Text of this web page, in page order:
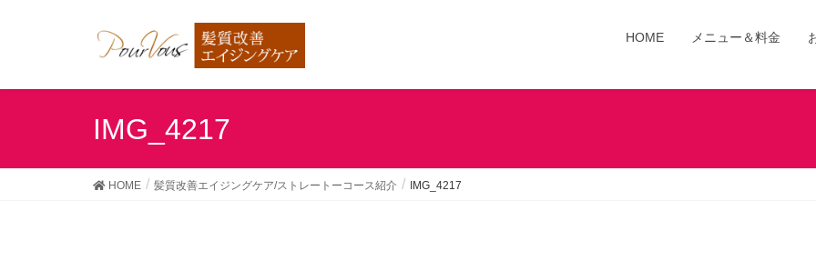
HOME メニュー＆料金
IMG_4217
HOME 髪質改善エイジングケア/ストレートーコース紹介 IMG_4217